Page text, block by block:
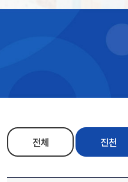
전체 진천